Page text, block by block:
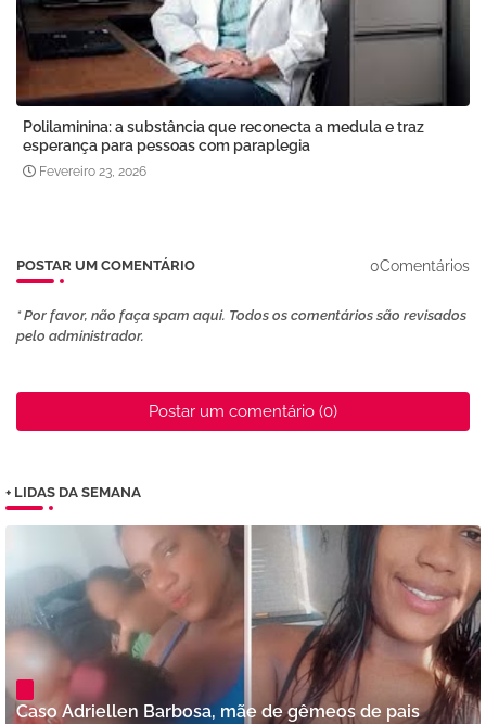
Polilaminina: a substância que reconecta a medula e traz
esperança para pessoas com paraplegia
Fevereiro 23, 2026
POSTAR UM COMENTÁRIO 0Comentários
* Por favor, não faça spam aqui. Todos os comentários são revisados ​​
pelo administrador.
Postar um comentário (0)
+ LIDAS DA SEMANA
Caso Adriellen Barbosa, mãe de gêmeos de pais